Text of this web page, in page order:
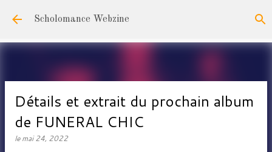
Accéder au contenu principal
Scholomance Webzine
Détails et extrait du prochain album
de FUNERAL CHIC
lemai 24, 2022